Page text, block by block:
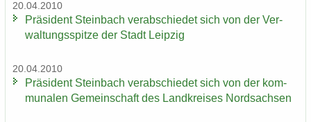
20.04.2010
Prä­si­dent Stein­bach ver­ab­schie­det sich von der Ver­
wal­tungs­spit­ze der Stadt Leip­zig
20.04.2010
Prä­si­dent Stein­bach ver­ab­schie­det sich von der kom­
mu­na­len Ge­mein­schaft des Land­krei­ses Nord­sach­sen